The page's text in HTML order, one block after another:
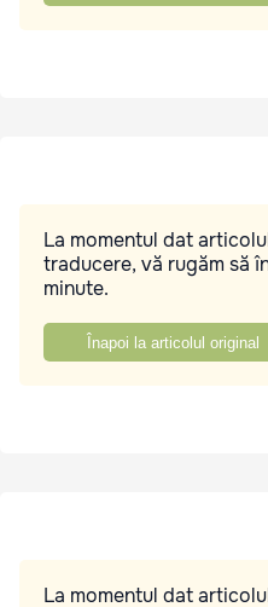
La momentul dat
traducere, vă rugăm să
minute.
Înapoi la articolul original
La momentul dat